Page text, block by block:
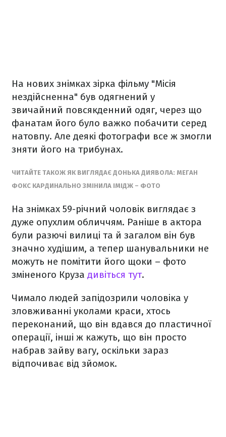
На нових знімках зірка фільму "Місія
нездійсненна" був одягнений у
звичайний повсякденний одяг, через що
фанатам його було важко побачити серед
натовпу. Але деякі фотографи все ж змогли
зняти його на трибунах.
ЧИТАЙТЕ ТАКОЖ ЯК ВИГЛЯДАЄ ДОНЬКА ДИЯВОЛА: МЕГАН
ФОКС КАРДИНАЛЬНО ЗМІНИЛА ІМІДЖ – ФОТО
На знімках 59-річний чоловік виглядає з
дуже опухлим обличчям. Раніше в актора
були разючі вилиці та й загалом він був
значно худішим, а тепер шанувальники не
можуть не помітити його щоки – фото
зміненого Круза дивіться тут.
Чимало людей запідозрили чоловіка у
зловживанні уколами краси, хтось
переконаний, що він вдався до пластичної
операції, інші ж кажуть, що він просто
набрав зайву вагу, оскільки зараз
відпочиває від зйомок.